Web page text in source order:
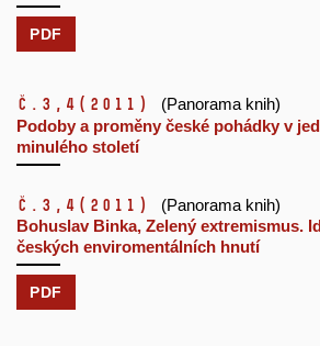
PDF
č.3,4 (2011)
(Panorama knih)
Podoby a proměny české pohádky v
minulého století
č.3,4 (2011)
(Panorama knih)
Bohuslav Binka, Zelený extremismus.
českých enviromentálních hnutí
PDF